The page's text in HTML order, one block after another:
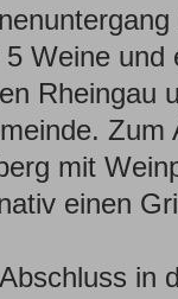
Weine und
Rheingau
Zum
mit
einen
in